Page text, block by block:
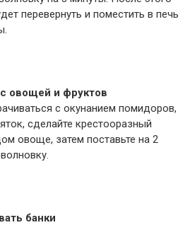
перевернуть и поместить в печь
овощей и фруктов
с окунанием помидоров,
сделайте крестооразный
овоще, затем поставьте на 2
банки